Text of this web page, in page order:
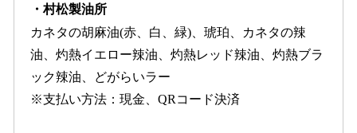
・村松製油所
カネタの胡麻油(赤、白、緑)、琥珀、カネタの辣
油、灼熱イエロー辣油、灼熱レッド辣油、灼熱ブラ
ック辣油、どがらいラー
※支払い方法：現金、QRコード決済